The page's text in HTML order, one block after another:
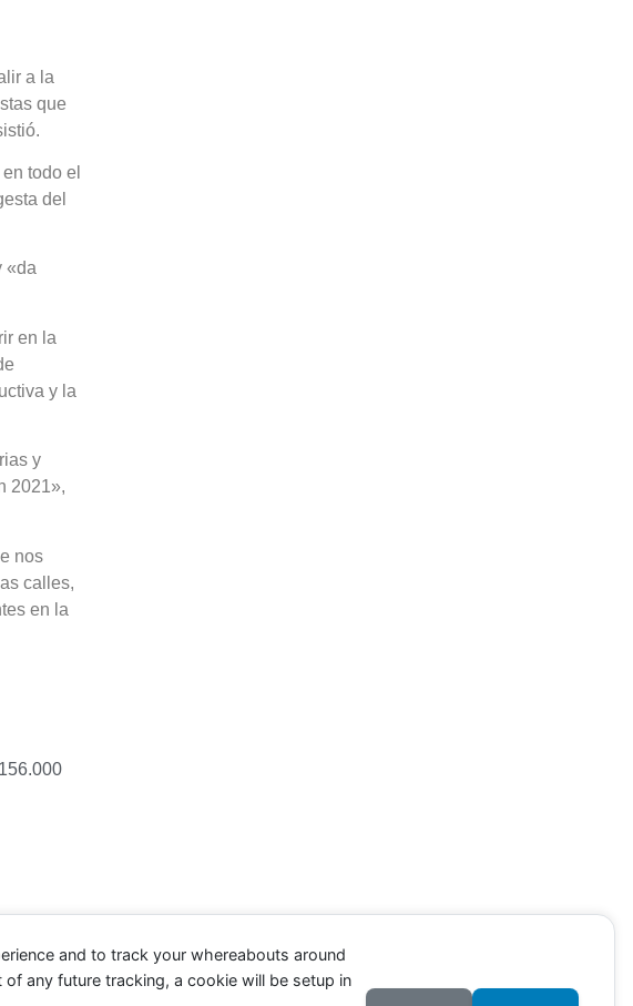
a la
que
todo el
del
«da
en la
y la
y
2021»,
nos
calles,
en la
and to track your whereabouts around
any future tracking, a cookie will be setup in